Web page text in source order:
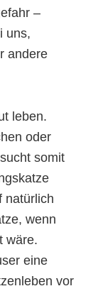
–
uns,
andere
leben.
oder
somit
natürlich
wenn
wäre.
eine
vor